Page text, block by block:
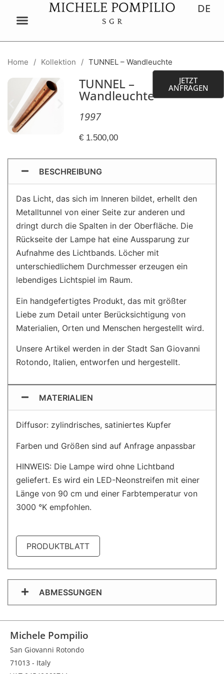
DE
ES
Home / Kollektion / TUNNEL – Wandleuchte
TUNNEL –
Wandleuchte
1997
€ 1.500,00
JETZT
ANFRAGEN
BESCHREIBUNG
Das Licht, das sich im Inneren bildet, erhellt den
Metalltunnel von einer Seite zur anderen und
dringt durch die Spalten in der Oberfläche. Die
Rückseite der Lampe hat eine Aussparung zur
Aufnahme des Lichtbands. Löcher mit
unterschiedlichem Durchmesser erzeugen ein
lebendiges Lichtspiel im Raum.
Ein handgefertigtes Produkt, das mit größter
Liebe zum Detail unter Berücksichtigung von
Materialien, Orten und Menschen hergestellt wird.
Unsere Artikel werden in der Stadt San Giovanni
Rotondo, Italien, entworfen und hergestellt.
MATERIALIEN
Diffusor: zylindrisches, satiniertes Kupfer
Farben und Größen sind auf Anfrage anpassbar
HINWEIS: Die Lampe wird ohne Lichtband
geliefert. Es wird ein LED-Neonstreifen mit einer
Länge von 90 cm und einer Farbtemperatur von
3000 °K empfohlen.
PRODUKTBLATT
ABMESSUNGEN
Michele Pompilio
San Giovanni Rotondo
71013 - Italy